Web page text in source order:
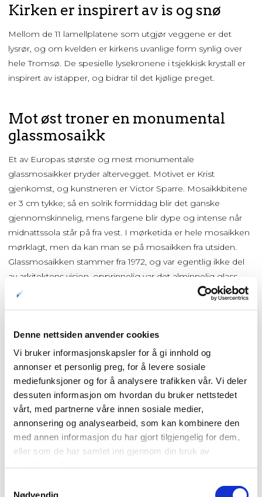
Denne nettsiden anvender cookies
Vi bruker informasjonskapsler for å gi innhold og
annonser et personlig preg, for å levere sosiale
mediefunksjoner og for å analysere trafikken vår. Vi deler
dessuten informasjon om hvordan du bruker nettstedet
vårt, med partnerne våre innen sosiale medier,
annonsering og analysearbeid, som kan kombinere den
med annen informasjon du har gjort tilgjengelig for dem,
eller som de har samlet inn gjennom din bruk av
Nødvendig
Kirken er inspirert av is og snø
Mellom de 11 lamellplatene som utgjør veggene er det
lysrør, og om kvelden er kirkens uvanlige form synlig over
hele Tromsø. De spesielle lysekronene i tsjekkisk krystall er
inspirert av istapper, og bidrar til det kjølige preget.
Mot øst troner en monumental
glassmosaikk
Et av Europas største og mest monumentale
glassmosaikker pryder altervegget. Motivet er Krist
gjenkomst, og kunstneren er Victor Sparre. Mosaikkbitene
er 3 cm tykke; så en solrik formiddag blir det ganske
gjennomskinnelig, mens fargene blir dype og intense når
midnattssola står på fra vest. I mørketida er hele mosaikken
mørklagt, men da kan man se på mosaikken fra utsiden.
Glassmosaikken stammer fra 1972, og var egentlig ikke del
av arkitektens visjon, opprinnelig var det alminnelig glass
også i østveggen.